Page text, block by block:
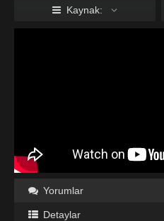
fazla göster
Kaynak:
Yorumlar
Detaylar